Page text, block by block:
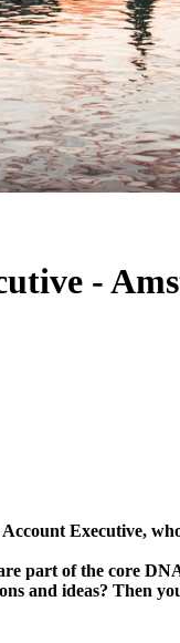
-
Executive,
part of the core
and ideas? Then